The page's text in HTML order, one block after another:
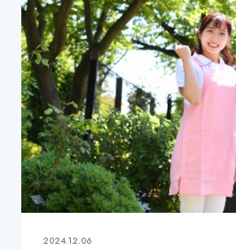
2024.12.06